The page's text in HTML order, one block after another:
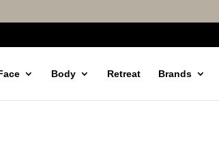
Body Retreat Brands